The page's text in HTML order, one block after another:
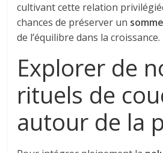
cultivant cette relation
chances de préserver un
de l’équilibre dans la croissance.
Explorer de
rituels de
autour de la